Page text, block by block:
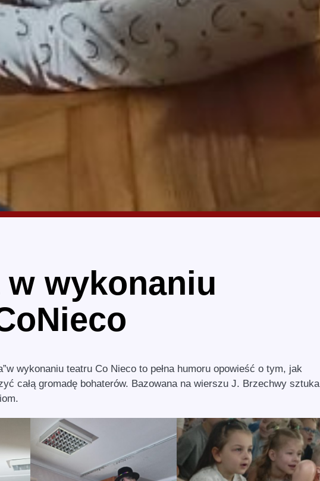
w wykonaniu
wykonaniu teatru Co Nieco to pełna humoru opowieść o tym, jak
całą gromadę bohaterów. Bazowana na wierszu J. Brzechwy sztuka